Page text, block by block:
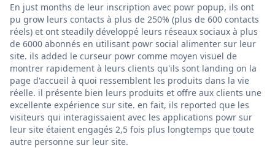
En just months de leur inscription avec powr popup, ils ont
pu grow leurs contacts à plus de 250% (plus de 600 contacts
réels) et ont steadily développé leurs réseaux sociaux à plus
de 6000 abonnés en utilisant powr social alimenter sur leur
site. ils added le curseur powr comme moyen visuel de
montrer rapidement à leurs clients qu'ils sont landing on la
page d'accueil à quoi ressemblent les produits dans la vie
réelle. il présente bien leurs produits et offre aux clients une
excellente expérience sur site. en fait, ils reported que les
visiteurs qui interagissaient avec les applications powr sur
leur site étaient engagés 2,5 fois plus longtemps que toute
autre personne sur leur site.